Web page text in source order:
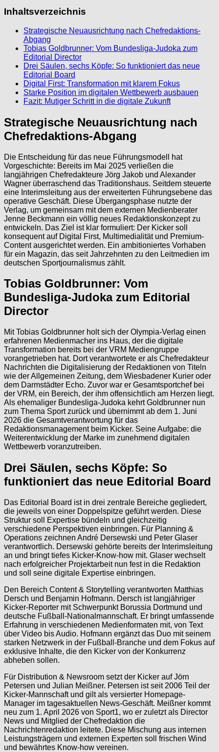
Inhaltsverzeichnis
Strategische Neuausrichtung nach Chefredaktions-
Abgang
Tobias Goldbrunner: Vom Bundesliga-Judoka zum
Editorial Director
Drei Säulen, sechs Köpfe: So funktioniert das neue
Editorial Board
Digital First: Transformation mit klarem Fokus
Starke Position im digitalen Wettbewerb ausbauen
Fazit: Mutiger Schritt in die digitale Zukunft
Strategische Neuausrichtung nach
Chefredaktions-Abgang
Die Entscheidung für das neue Führungsmodell hat
Vorgeschichte: Bereits im Mai 2025 verließen die
langjährigen Chefredakteure Jörg Jakob und Alexander
Wagner überraschend das Traditionshaus. Seitdem steuerte
eine Interimsleitung aus der erweiterten Führungsebene das
operative Geschäft. Diese Übergangsphase nutzte der
Verlag, um gemeinsam mit dem externen Medienberater
Jenne Beckmann ein völlig neues Redaktionskonzept zu
entwickeln. Das Ziel ist klar formuliert: Der Kicker soll
konsequent auf Digital First, Multimedialität und Premium-
Content ausgerichtet werden. Ein ambitioniertes Vorhaben
für ein Magazin, das seit Jahrzehnten zu den Leitmedien im
deutschen Sportjournalismus zählt.
Tobias Goldbrunner: Vom
Bundesliga-Judoka zum Editorial
Director
Mit Tobias Goldbrunner holt sich der Olympia-Verlag einen
erfahrenen Medienmacher ins Haus, der die digitale
Transformation bereits bei der VRM Mediengruppe
vorangetrieben hat. Dort verantwortete er als Chefredakteur
Nachrichten die Digitalisierung der Redaktionen von Titeln
wie der Allgemeinen Zeitung, dem Wiesbadener Kurier oder
dem Darmstädter Echo. Zuvor war er Gesamtsportchef bei
der VRM, ein Bereich, der ihm offensichtlich am Herzen liegt.
Als ehemaliger Bundesliga-Judoka kehrt Goldbrunner nun
zum Thema Sport zurück und übernimmt ab dem 1. Juni
2026 die Gesamtverantwortung für das
Redaktionsmanagement beim Kicker. Seine Aufgabe: die
Weiterentwicklung der Marke im zunehmend digitalen
Wettbewerb voranzutreiben.
Drei Säulen, sechs Köpfe: So
funktioniert das neue Editorial Board
Das Editorial Board ist in drei zentrale Bereiche gegliedert,
die jeweils von einer Doppelspitze geführt werden. Diese
Struktur soll Expertise bündeln und gleichzeitig
verschiedene Perspektiven einbringen. Für Planning &
Operations zeichnen André Dersewski und Peter Glaser
verantwortlich. Dersewski gehörte bereits der Interimsleitung
an und bringt tiefes Kicker-Know-how mit. Glaser wechselt
nach erfolgreicher Projektarbeit nun fest in die Redaktion
und soll seine digitale Expertise einbringen.
Den Bereich Content & Storytelling verantworten Matthias
Dersch und Benjamin Hofmann. Dersch ist langjähriger
Kicker-Reporter mit Schwerpunkt Borussia Dortmund und
deutsche Fußball-Nationalmannschaft. Er bringt umfassende
Erfahrung in verschiedenen Medienformaten mit, von Text
über Video bis Audio. Hofmann ergänzt das Duo mit seinem
starken Netzwerk in der Fußball-Branche und dem Fokus auf
exklusive Inhalte, die den Kicker von der Konkurrenz
abheben sollen.
Für Distribution & Newsroom setzt der Kicker auf Jörn
Petersen und Julian Meißner. Petersen ist seit 2006 Teil der
Kicker-Mannschaft und gilt als versierter Homepage-
Manager im tagesaktuellen News-Geschäft. Meißner kommt
neu zum 1. April 2026 von Sport1, wo er zuletzt als Director
News und Mitglied der Chefredaktion die
Nachrichtenredaktion leitete. Diese Mischung aus internen
Leistungsträgern und externen Experten soll frischen Wind
und bewährtes Know-how vereinen.